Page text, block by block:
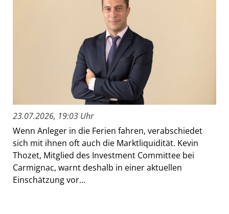
23.07.2026, 19:03 Uhr
Wenn Anleger in die Ferien fahren, verabschiedet
sich mit ihnen oft auch die Marktliquidität. Kevin
Thozet, Mitglied des Investment Committee bei
Carmignac, warnt deshalb in einer aktuellen
Einschätzung vor...